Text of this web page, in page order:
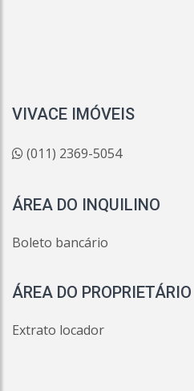
VIVACE IMÓVEIS
(011) 2369-5054
ÁREA DO INQUILINO
Boleto bancário
ÁREA DO PROPRIETÁRIO
Extrato locador